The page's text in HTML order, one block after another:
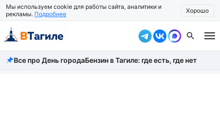
Мы используем cookie для работы сайта, аналитики и
рекламы. Подробнее Хорошо
Все новости
Все про День городаБензин в Тагиле: где есть, где нет